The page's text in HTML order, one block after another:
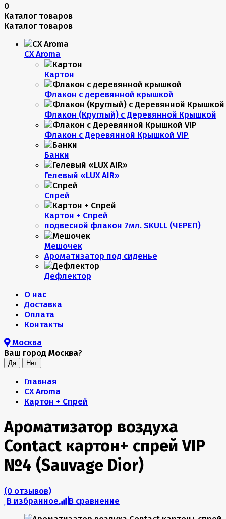
0
Каталог товаров
Каталог товаров
CX Aroma
Картон
Флакон с деревянной крышкой
Флакон (Круглый) с Деревянной Крышкой
Флакон с Деревянной Крышкой VIP
Банки
Гелевый «LUX AIR»
Спрей
Картон + Спрей
подвесной флакон 7мл. SKULL (ЧЕРЕП)
Мешочек
Ароматизатор под сиденье
Дефлектор
О нас
Доставка
Оплата
Контакты
Москва
Ваш город Москва?
Главная
CX Aroma
Картон + Спрей
Ароматизатор воздуха
Contact картон+ спрей VIP
№4 (Sauvage Dior)
(0 отзывов)
В избранное
В сравнение